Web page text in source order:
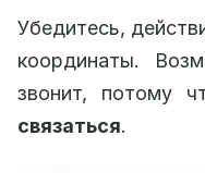
Убедитесь,
координаты.
звонит, потому
связаться.